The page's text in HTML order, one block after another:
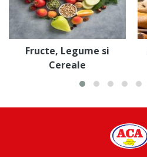
Fructe, Legume si
Cereale